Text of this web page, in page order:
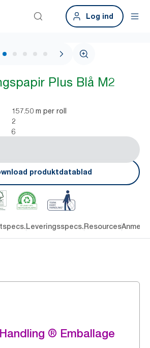
Log ind
1 / 6
Plus Blå M2
157.50 m per roll
2
6
produktdatablad
Leveringsspecs.Resources
® Emballage